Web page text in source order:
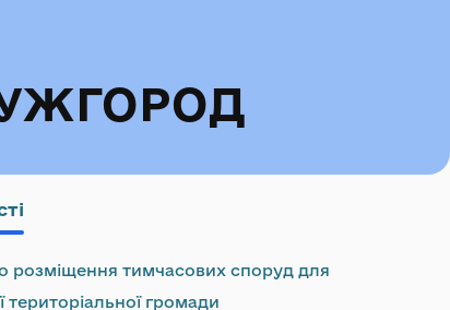
розміщення тимчасових споруд для
громади